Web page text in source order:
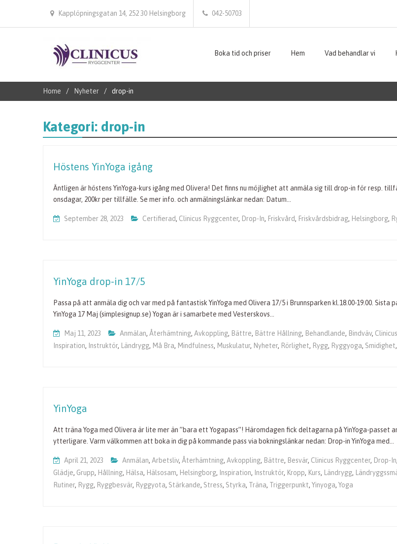
Kapplöpningsgatan 14, 252 30 Helsingborg
042-50703
Boka tid och priser Hem Vad behandlar vi
Home Nyheter drop-in
Kategori: drop-in
Höstens YinYoga igång
Äntligen är höstens YinYoga-kurs igång med Olivera! Det finns nu möjlighet att anmäla sig till drop-in för resp.
onsdagar, 200kr per tillfälle. Se mer info. och anmälningslänkar nedan: Datum…
September 28, 2023 Certifierad, Clinicus Ryggcenter, Drop-In, Friskvård, Friskvårdsbidrag, Helsingborg,
YinYoga drop-in 17/5
Passa på att anmäla dig och var med på fantastisk YinYoga med Olivera 17/5 i Brunnsparken kl.18.00-19.00.
YinYoga 17 Maj (simplesignup.se) Yogan är i samarbete med Vesterskovs…
Maj 11, 2023 Anmälan, Återhämtning, Avkoppling, Bättre, Bättre Hållning, Behandlande, Bindväv,
Inspiration, Instruktör, Ländrygg, Må Bra, Mindfulness, Muskulatur, Nyheter, Rörlighet, Rygg, Ryggyoga, Smidighet,
YinYoga
Att träna Yoga med Olivera är lite mer än ”bara ett Yogapass”! Häromdagen fick deltagarna på YinYoga-
ytterligare. Varm välkommen att boka in dig på kommande pass via bokningslänkar nedan: Drop-in YinYoga med…
April 21, 2023 Anmälan, Arbetsliv, Återhämtning, Avkoppling, Bättre, Besvär, Clinicus Ryggcenter, Drop-In
Glädje, Grupp, Hållning, Hälsa, Hälsosam, Helsingborg, Inspiration, Instruktör, Kropp, Kurs, Ländrygg,
Rutiner, Rygg, Ryggbesvär, Ryggyota, Stärkande, Stress, Styrka, Träna, Triggerpunkt, Yinyoga, Yoga